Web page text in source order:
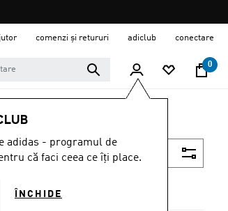
comenzi și retururi adiclub conectare
0
adidas - programul de
că faci ceea ce îți place.
ÎNCHIDE
Filtrează